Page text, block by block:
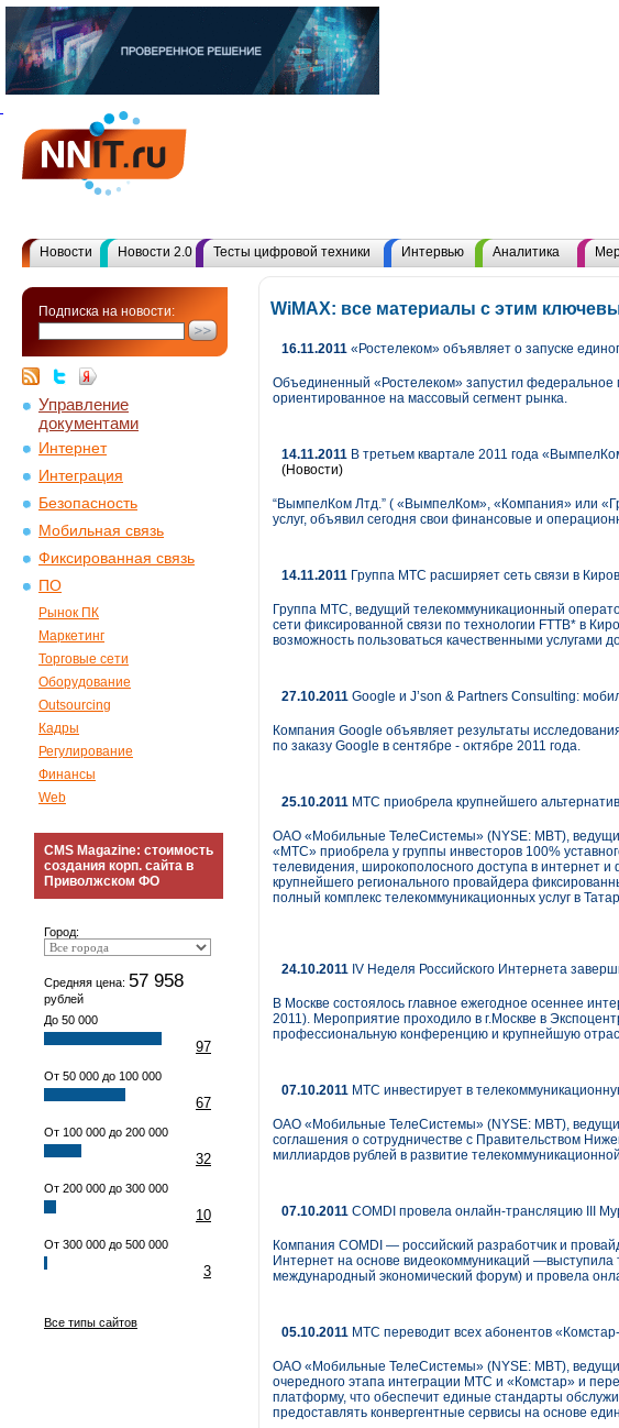
Новости Новости 2.0 Тесты цифровой техники Интервью Аналитика
Подписка на новости:
Управление
документами
Интернет
Интеграция
Безопасность
Мобильная связь
Фиксированная связь
ПО
Рынок ПК
Маркетинг
Торговые сети
Оборудование
Outsourcing
Кадры
Регулирование
Финансы
Web
CMS Magazine: стоимость
создания корп. сайта в
Приволжском ФО
Город:
Средняя цена: 57 958
рублей
До 50 000
97
От 50 000 до 100 000
67
От 100 000 до 200 000
32
От 200 000 до 300 000
10
От 300 000 до 500 000
3
Все типы сайтов
WiMAX: все материалы с этим
16.11.2011 «Ростелеком» объявляет о запуске
Объединенный «Ростелеком» запустил
ориентированное на массовый сегмент рынка.
14.11.2011 В третьем квартале 2011 года
(Новости)
“ВымпелКом Лтд.” ( «ВымпелКом», «Компания» или
услуг, объявил сегодня свои финансовые и
14.11.2011 Группа МТС расширяет сеть связи в
Группа МТС, ведущий телекоммуникационный
сети фиксированной связи по технологии FTTB* в
возможность пользоваться качественными услугами
27.10.2011 Google и J’son & Partners Consulting:
Компания Google объявляет результаты
по заказу Google в сентябре - октябре 2011 года.
25.10.2011 МТС приобрела крупнейшего
ОАО «Мобильные ТелеСистемы» (NYSE: MBT),
«МТС» приобрела у группы инвесторов 100%
телевидения, широкополосного доступа в интернет
крупнейшего регионального провайдера
полный комплекс телекоммуникационных услуг в
24.10.2011 IV Неделя Российского Интернета
В Москве состоялось главное ежегодное осеннее
2011). Мероприятие проходило в г.Москве в
профессиональную конференцию и крупнейшую
07.10.2011 МТС инвестирует в
ОАО «Мобильные ТелеСистемы» (NYSE: MBT),
соглашения о сотрудничестве с Правительством
миллиардов рублей в развитие
07.10.2011 COMDI провела онлайн-трансляцию III
Компания COMDI — российский разработчик и
Интернет на основе видеокоммуникаций
международный экономический форум) и провела
05.10.2011 МТС переводит всех абонентов
ОАО «Мобильные ТелеСистемы» (NYSE: MBT),
очередного этапа интеграции МТС и «Комстар» и
платформу, что обеспечит единые стандарты
предоставлять конвергентные сервисы на основе